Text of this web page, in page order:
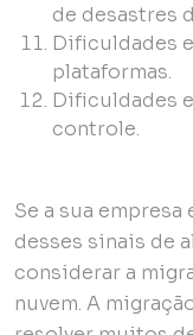
de desastres
Dificuldades
plataformas.
Dificuldades
controle.
Se a sua
desses sinais de
considerar a
nuvem. A